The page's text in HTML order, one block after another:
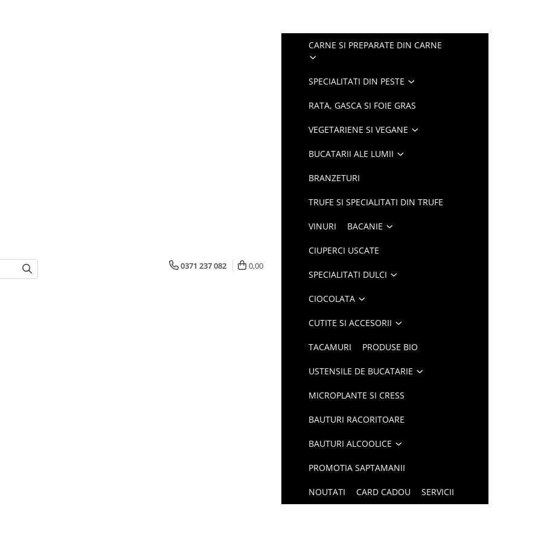
0371 237 082 0,00
CARNE SI PREPARATE DIN CARNE
SPECIALITATI DIN PESTE
RATA, GASCA SI FOIE GRAS
VEGETARIENE SI VEGANE
BUCATARII ALE LUMII
BRANZETURI
TRUFE SI SPECIALITATI DIN TRUFE
VINURI BACANIE
CIUPERCI USCATE
SPECIALITATI DULCI
CIOCOLATA
CUTITE SI ACCESORII
TACAMURI PRODUSE BIO
USTENSILE DE BUCATARIE
MICROPLANTE SI CRESS
BAUTURI RACORITOARE
BAUTURI ALCOOLICE
PROMOTIA SAPTAMANII
NOUTATI CARD CADOU SERVICII